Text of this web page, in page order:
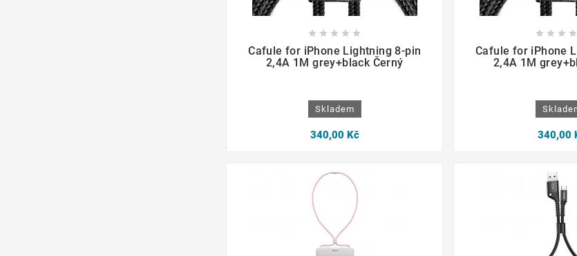
    
Cafule for iPhone Lightning 8-pin
2,4A 1M grey+black Černý
Skladem
340,00 Kč
   
Cafule for iPhone
2,4A 1M
340,00